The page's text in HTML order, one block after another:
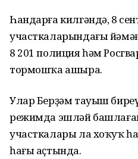
Һандарға килгәндә, 8
участкаларындағы
8 201 полиция һәм
тормошҡа ашыра.
Улар Берҙәм тауыш биреү
режимда эшләй
участкалары ла хоҡуҡ
һағы аҫтында.